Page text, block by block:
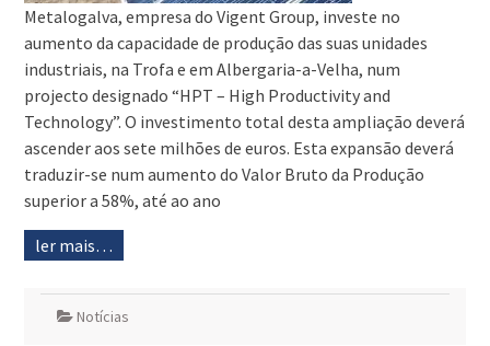
Metalogalva, empresa do Vigent Group, investe no
aumento da capacidade de produção das suas unidades
industriais, na Trofa e em Albergaria-a-Velha, num
projecto designado “HPT – High Productivity and
Technology”. O investimento total desta ampliação deverá
ascender aos sete milhões de euros. Esta expansão deverá
traduzir-se num aumento do Valor Bruto da Produção
superior a 58%, até ao ano
ler mais…
Notícias